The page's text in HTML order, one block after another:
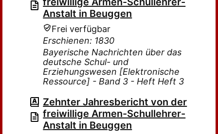
Anstalt in Beuggen
Frei verfügbar
Erschienen: 1830
Bayerische Nachrichten über das
deutsche Schul- und
Erziehungswesen [Elektronische
Ressource] - Band 3 - Heft Heft 3
Zehnter Jahresbericht von der
freiwillige Armen-Schullehrer-
Anstalt in Beuggen